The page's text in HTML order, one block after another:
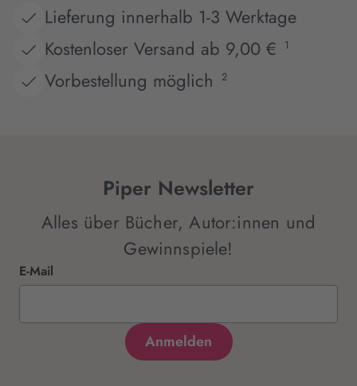
Lieferung innerhalb 1-3 Werktage
Kostenloser Versand ab 9,00 €
1
Vorbestellung möglich 2
Piper Newsletter
Alles über Bücher, Autor:innen und
Gewinnspiele!
E-Mail